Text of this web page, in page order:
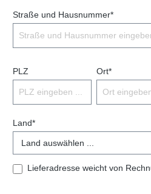
Straße und Hausnummer*
PLZ Ort*
Land*
Lieferadresse weicht von